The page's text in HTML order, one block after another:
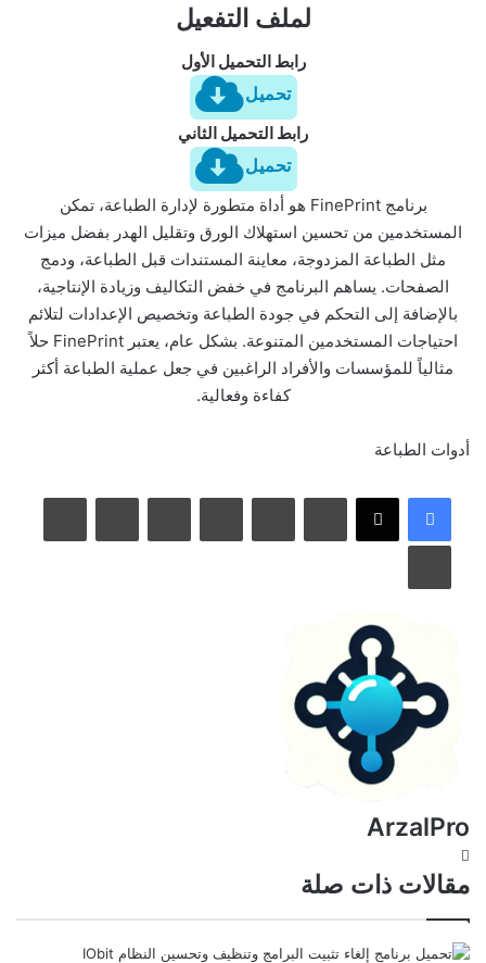
لملف التفعيل
رابط التحميل الأول
تحميل
رابط التحميل الثاني
تحميل
برنامج FinePrint هو أداة متطورة لإدارة الطباعة، تمكن
المستخدمين من تحسين استهلاك الورق وتقليل الهدر بفضل ميزات
مثل الطباعة المزدوجة، معاينة المستندات قبل الطباعة، ودمج
الصفحات. يساهم البرنامج في خفض التكاليف وزيادة الإنتاجية،
بالإضافة إلى التحكم في جودة الطباعة وتخصيص الإعدادات لتلائم
احتياجات المستخدمين المتنوعة. بشكل عام، يعتبر FinePrint حلاً
مثالياً للمؤسسات والأفراد الراغبين في جعل عملية الطباعة أكثر
كفاءة وفعالية.
أدوات الطباعة
لينكدإن بينتيريست مشاركة عبر البريد
طباعة
ArzalPro
الويب
مقالات ذات صلة